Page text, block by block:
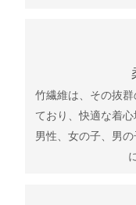
竹繊維は、その抜
ており、快適な着
男性、女の子、男